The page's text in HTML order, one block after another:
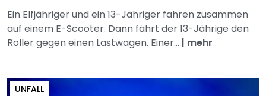
Ein Elfjähriger und ein 13-Jähriger fahren zusammen
auf einem E-Scooter. Dann fährt der 13-Jährige den
Roller gegen einen Lastwagen. Einer... | mehr
UNFALL